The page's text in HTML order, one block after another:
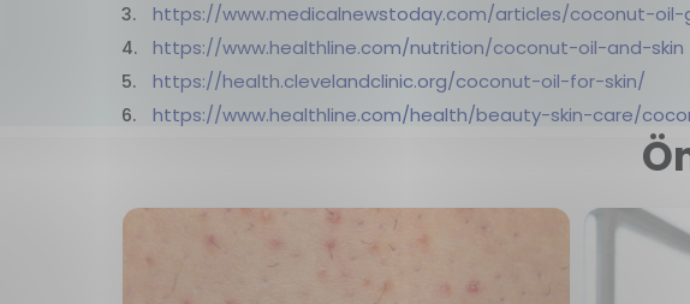
https://www.medicalnewstoday.com/articles/coconut-oil-
https://www.healthline.com/nutrition/coconut-oil-and-skin
https://health.clevelandclinic.org/coconut-oil-for-skin/
https://www.healthline.com/health/beauty-skin-care/